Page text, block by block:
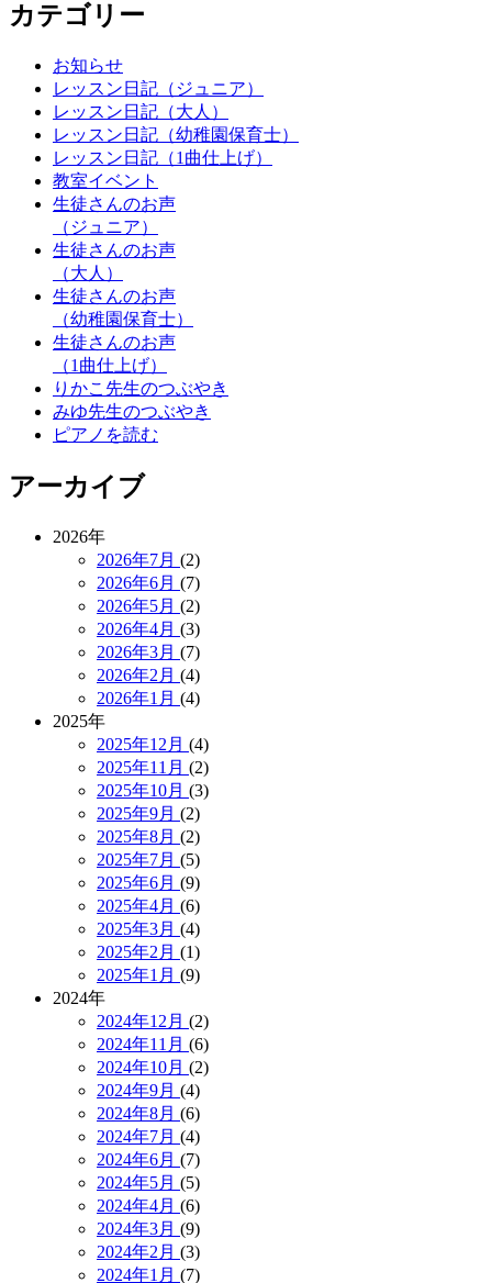
カテゴリー
お知らせ
レッスン日記（ジュニア）
レッスン日記（大人）
レッスン日記（幼稚園保育士）
レッスン日記（1曲仕上げ）
教室イベント
生徒さんのお声
（ジュニア）
生徒さんのお声
（大人）
生徒さんのお声
（幼稚園保育士）
生徒さんのお声
（1曲仕上げ）
りかこ先生のつぶやき
みゆ先生のつぶやき
ピアノを読む
アーカイブ
2026年
2026年7月 (2)
2026年6月 (7)
2026年5月 (2)
2026年4月 (3)
2026年3月 (7)
2026年2月 (4)
2026年1月 (4)
2025年
2025年12月 (4)
2025年11月 (2)
2025年10月 (3)
2025年9月 (2)
2025年8月 (2)
2025年7月 (5)
2025年6月 (9)
2025年4月 (6)
2025年3月 (4)
2025年2月 (1)
2025年1月 (9)
2024年
2024年12月 (2)
2024年11月 (6)
2024年10月 (2)
2024年9月 (4)
2024年8月 (6)
2024年7月 (4)
2024年6月 (7)
2024年5月 (5)
2024年4月 (6)
2024年3月 (9)
2024年2月 (3)
2024年1月 (7)